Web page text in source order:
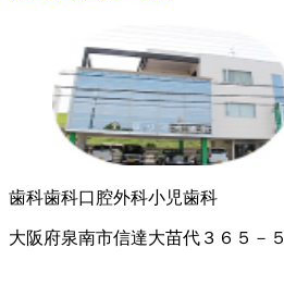
歯科歯科口腔外科小児歯科
大阪府泉南市信達大苗代３６５－５